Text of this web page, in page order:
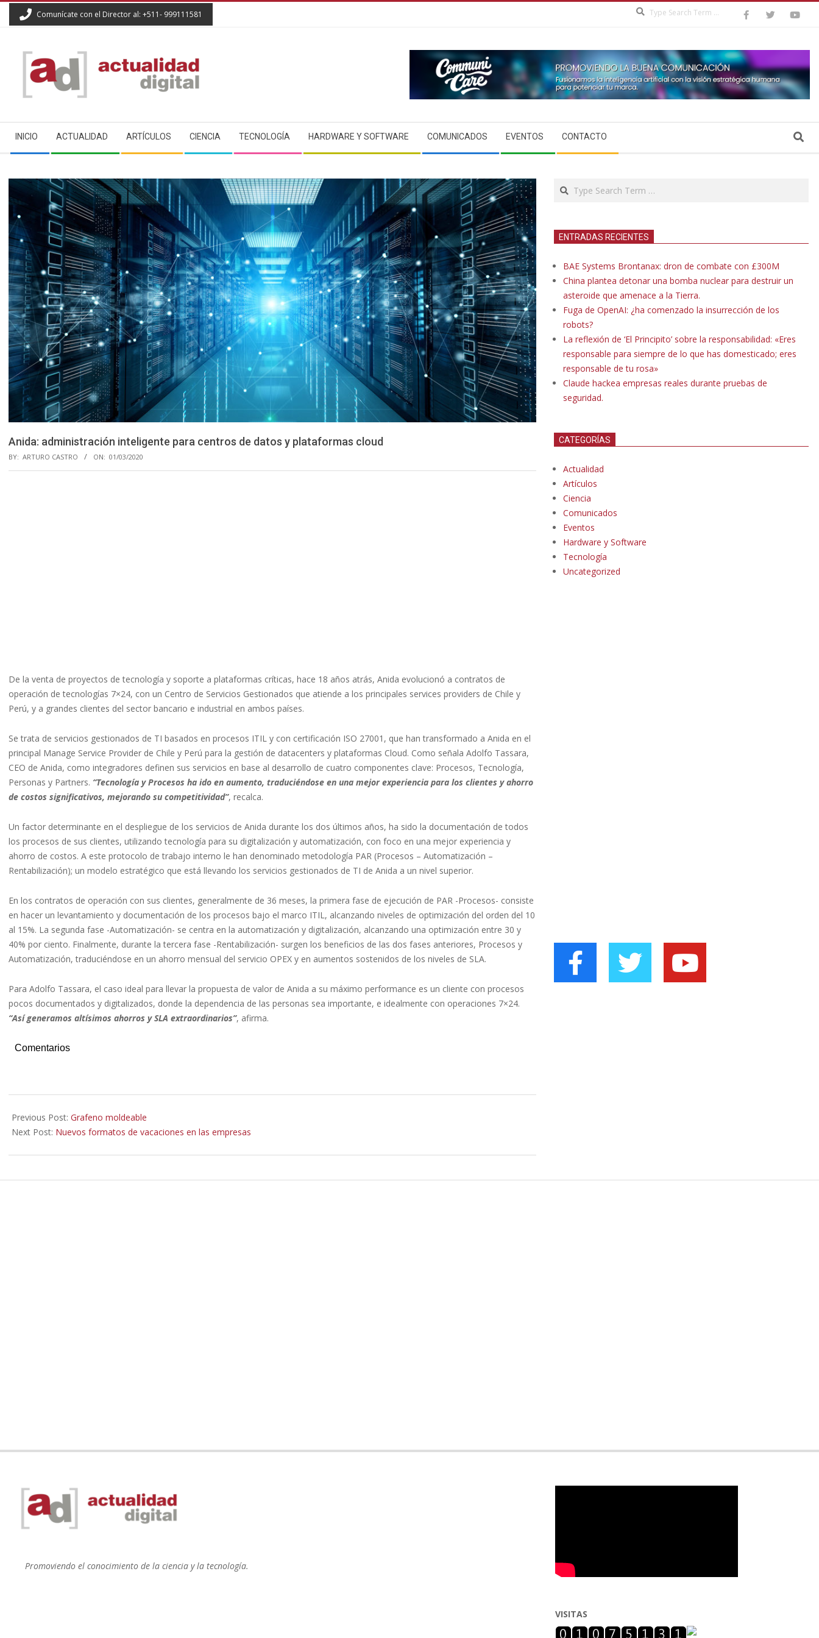
Comunícate con el Director al: +511- 999111581
ACTUALIDAD
DIGITAL
Navigation
Menu
INICIO ACTUALIDAD ARTÍCULOS CIENCIA TECNOLOGÍA HARDWARE Y SOFTWARE COMUNICADOS EVENTOS CONTACTO Search
Anida: administración inteligente para centros de datos y plataformas cloud
BY: ARTURO CASTRO ON: 01/03/2020
De la venta de proyectos de tecnología y soporte a plataformas críticas, hace 18 años atrás, Anida evolucionó a contratos de
operación de tecnologías 7×24, con un Centro de Servicios Gestionados que atiende a los principales services providers de Chile y
Perú, y a grandes clientes del sector bancario e industrial en ambos países.
Se trata de servicios gestionados de TI basados en procesos ITIL y con certificación ISO 27001, que han transformado a Anida en el
principal Manage Service Provider de Chile y Perú para la gestión de datacenters y plataformas Cloud. Como señala Adolfo Tassara,
CEO de Anida, como integradores definen sus servicios en base al desarrollo de cuatro componentes clave: Procesos, Tecnología,
Personas y Partners. “Tecnología y Procesos ha ido en aumento, traduciéndose en una mejor experiencia para los clientes y ahorro
de costos significativos, mejorando su competitividad”, recalca.
Un factor determinante en el despliegue de los servicios de Anida durante los dos últimos años, ha sido la documentación de todos
los procesos de sus clientes, utilizando tecnología para su digitalización y automatización, con foco en una mejor experiencia y
ahorro de costos. A este protocolo de trabajo interno le han denominado metodología PAR (Procesos – Automatización –
Rentabilización); un modelo estratégico que está llevando los servicios gestionados de TI de Anida a un nivel superior.
En los contratos de operación con sus clientes, generalmente de 36 meses, la primera fase de ejecución de PAR -Procesos- consiste
en hacer un levantamiento y documentación de los procesos bajo el marco ITIL, alcanzando niveles de optimización del orden del 10
al 15%. La segunda fase -Automatización- se centra en la automatización y digitalización, alcanzando una optimización entre 30 y
40% por ciento. Finalmente, durante la tercera fase -Rentabilización- surgen los beneficios de las dos fases anteriores, Procesos y
Automatización, traduciéndose en un ahorro mensual del servicio OPEX y en aumentos sostenidos de los niveles de SLA.
Para Adolfo Tassara, el caso ideal para llevar la propuesta de valor de Anida a su máximo performance es un cliente con procesos
pocos documentados y digitalizados, donde la dependencia de las personas sea importante, e idealmente con operaciones 7×24.
“Así generamos altísimos ahorros y SLA extraordinarios”, afirma.
Comentarios
03-
01
Previous Post: Grafeno moldeable
Next Post: Nuevos formatos de vacaciones en las empresas
Search
ENTRADAS RECIENTES
BAE Systems Brontanax: dron de combate con £300M
China plantea detonar una bomba nuclear para destruir un
asteroide que amenace a la Tierra.
Fuga de OpenAI: ¿ha comenzado la insurrección de los
robots?
La reflexión de ‘El Principito’ sobre la responsabilidad: «Eres
responsable para siempre de lo que has domesticado; eres
responsable de tu rosa»
Claude hackea empresas reales durante pruebas de
seguridad.
CATEGORÍAS
Actualidad
Artículos
Ciencia
Comunicados
Eventos
Hardware y Software
Tecnología
Uncategorized
Promoviendo el conocimiento de la ciencia y la tecnología.
VISITAS